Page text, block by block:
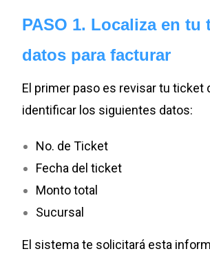
PASO 1. Localiza en tu
datos para facturar
El primer paso es revisar tu ticket
identificar los siguientes datos:
No. de Ticket
Fecha del ticket
Monto total
Sucursal
El sistema te solicitará esta